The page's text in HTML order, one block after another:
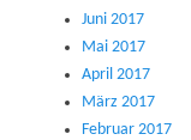
Juni 2017
Mai 2017
April 2017
März 2017
Februar 2017